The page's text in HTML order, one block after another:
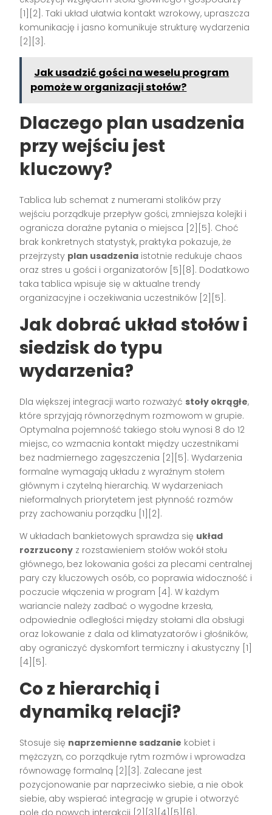
[1][2]. Taki układ ułatwia kontakt wzrokowy, upraszcza
komunikację i jasno komunikuje strukturę wydarzenia
[2][3].
Jak usadzić gości na weselu program
pomoże w organizacji stołów?
Dlaczego plan usadzenia
przy wejściu jest
kluczowy?
Tablica lub schemat z numerami stolików przy
wejściu porządkuje przepływ gości, zmniejsza kolejki i
ogranicza doraźne pytania o miejsca [2][5]. Choć
brak konkretnych statystyk, praktyka pokazuje, że
przejrzysty plan usadzenia istotnie redukuje chaos
oraz stres u gości i organizatorów [5][8]. Dodatkowo
taka tablica wpisuje się w aktualne trendy
organizacyjne i oczekiwania uczestników [2][5].
Jak dobrać układ stołów i
siedzisk do typu
wydarzenia?
Dla większej integracji warto rozważyć stoły okrągłe,
które sprzyjają równorzędnym rozmowom w grupie.
Optymalna pojemność takiego stołu wynosi 8 do 12
miejsc, co wzmacnia kontakt między uczestnikami
bez nadmiernego zagęszczenia [2][5]. Wydarzenia
formalne wymagają układu z wyraźnym stołem
głównym i czytelną hierarchią. W wydarzeniach
nieformalnych priorytetem jest płynność rozmów
przy zachowaniu porządku [1][2].
W układach bankietowych sprawdza się układ
rozrzucony z rozstawieniem stołów wokół stołu
głównego, bez lokowania gości za plecami centralnej
pary czy kluczowych osób, co poprawia widoczność i
poczucie włączenia w program [4]. W każdym
wariancie należy zadbać o wygodne krzesła,
odpowiednie odległości między stołami dla obsługi
oraz lokowanie z dala od klimatyzatorów i głośników,
aby ograniczyć dyskomfort termiczny i akustyczny [1]
[4][5].
Co z hierarchią i
dynamiką relacji?
Stosuje się naprzemienne sadzanie kobiet i
mężczyzn, co porządkuje rytm rozmów i wprowadza
równowagę formalną [2][3]. Zalecane jest
pozycjonowanie par naprzeciwko siebie, a nie obok
siebie, aby wspierać integrację w grupie i otworzyć
pole do nowych interakcji [2][3][4][5][6].